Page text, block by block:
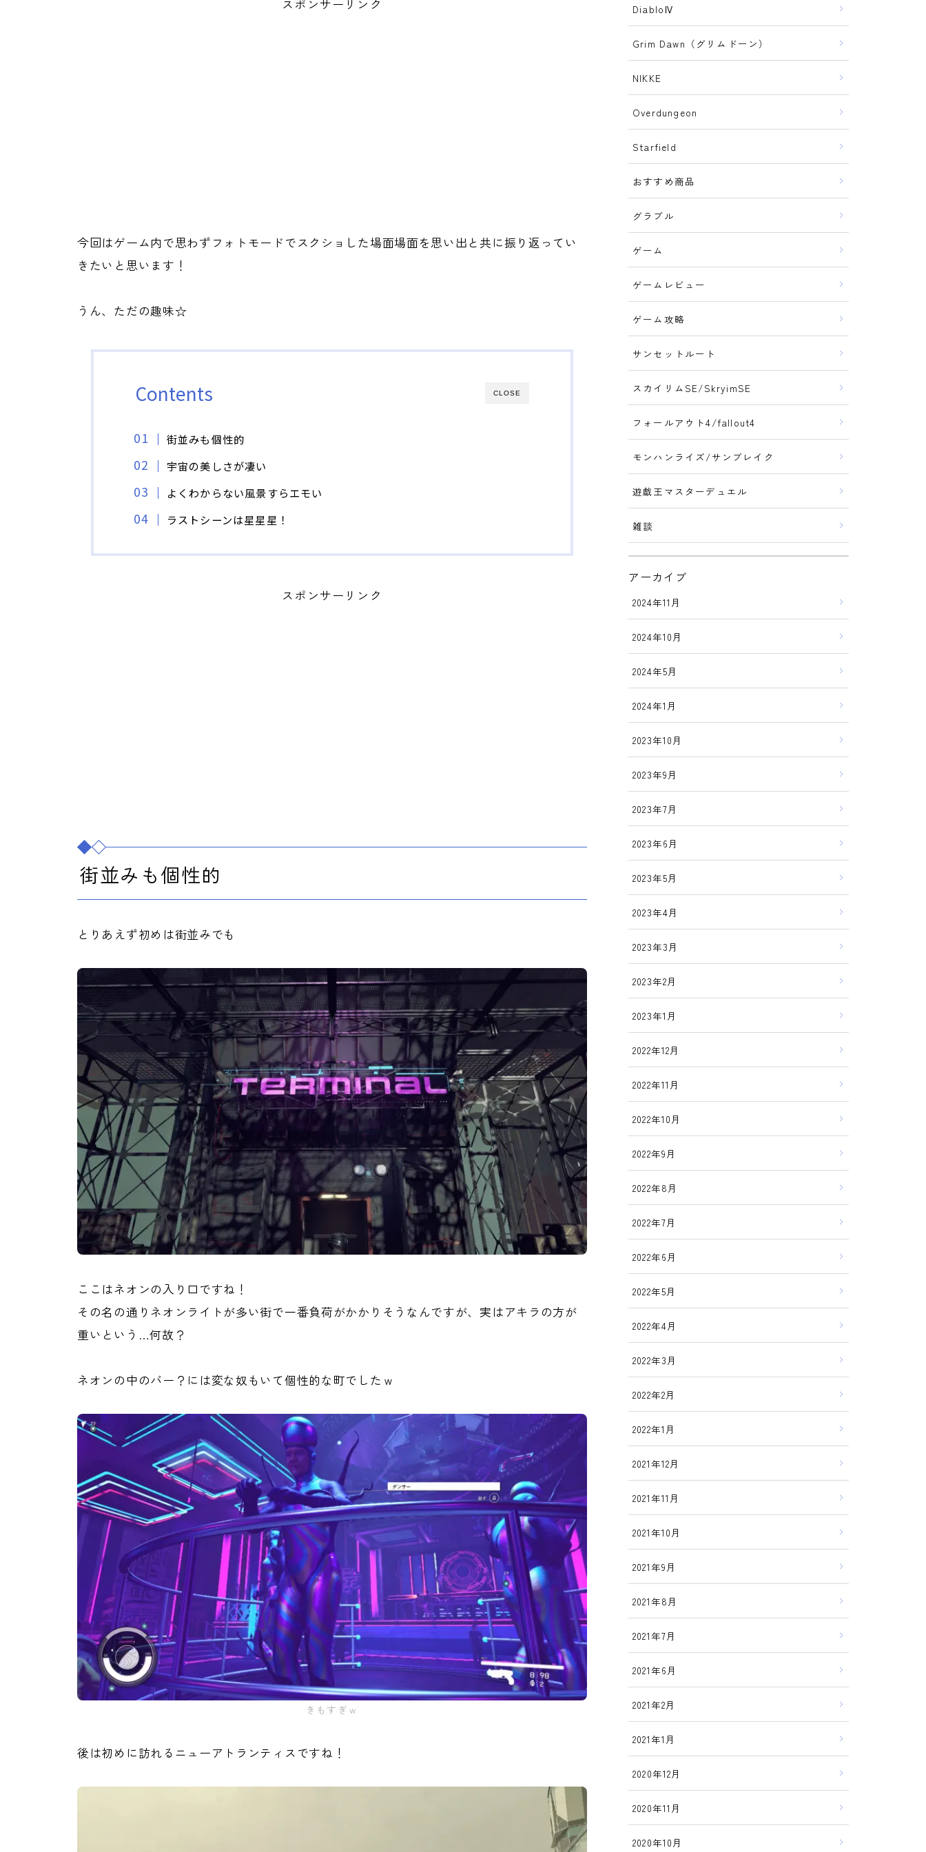
スポンサーリンク
今回はゲーム内で思わずフォトモードでスクショした場面場面を思い出と共に振り返ってい
きたいと思います！
うん、ただの趣味☆
CLOSE
Contents
街並みも個性的
宇宙の美しさが凄い
よくわからない風景すらエモい
ラストシーンは星星星！
スポンサーリンク
街並みも個性的
とりあえず初めは街並みでも
ここはネオンの入り口ですね！
その名の通りネオンライトが多い街で一番負荷がかかりそうなんですが、実はアキラの方が
重いという…何故？
ネオンの中のバー？には変な奴もいて個性的な町でしたｗ
きもすぎｗ
後は初めに訪れるニューアトランティスですね！
DiabloⅣ
Grim Dawn（グリムドーン）
NIKKE
Overdungeon
Starfield
おすすめ商品
グラブル
ゲーム
ゲームレビュー
ゲーム攻略
サンセットルート
スカイリムSE/SkryimSE
フォールアウト4/fallout4
モンハンライズ/サンブレイク
遊戯王マスターデュエル
雑談
アーカイブ
2024年11月
2024年10月
2024年5月
2024年1月
2023年10月
2023年9月
2023年7月
2023年6月
2023年5月
2023年4月
2023年3月
2023年2月
2023年1月
2022年12月
2022年11月
2022年10月
2022年9月
2022年8月
2022年7月
2022年6月
2022年5月
2022年4月
2022年3月
2022年2月
2022年1月
2021年12月
2021年11月
2021年10月
2021年9月
2021年8月
2021年7月
2021年6月
2021年2月
2021年1月
2020年12月
2020年11月
2020年10月